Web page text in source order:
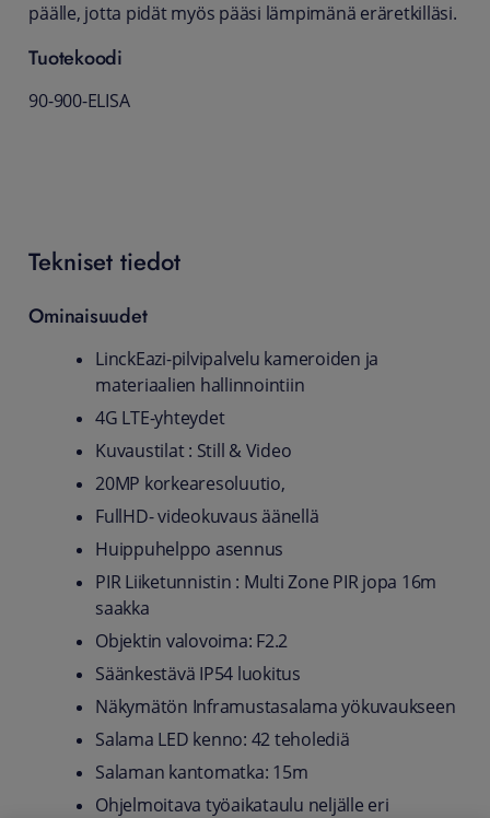
päälle, jotta pidät myös pääsi lämpimänä eräretkilläsi.
Tuotekoodi
90-900-ELISA
Tekniset tiedot
Ominaisuudet
LinckEazi-pilvipalvelu kameroiden ja
materiaalien hallinnointiin
4G LTE-yhteydet
Kuvaustilat : Still & Video
20MP korkearesoluutio,
FullHD- videokuvaus äänellä
Huippuhelppo asennus
PIR Liiketunnistin : Multi Zone PIR jopa 16m
saakka
Objektin valovoima: F2.2
Säänkestävä IP54 luokitus
Näkymätön Inframustasalama yökuvaukseen
Salama LED kenno: 42 teholediä
Salaman kantomatka: 15m
Ohjelmoitava työaikataulu neljälle eri